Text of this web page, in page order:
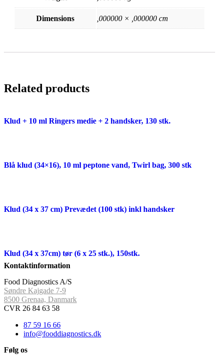
Dimensions ,000000 × ,000000 cm
Related products
Klud + 10 ml Ringers medie + 2 handsker, 130 stk.
Blå klud (34×16), 10 ml peptone vand, Twirl bag, 300 stk
Klud (34 x 37 cm) Prevædet (100 stk) inkl handsker
Klud (34 x 37cm) tør (6 x 25 stk.), 150stk.
Kontaktinformation
Food Diagnostics A/S
Søndre Kajgade 7-9
8500 Grenaa, Danmark
CVR 26 84 63 58
87 59 16 66
info@fooddiagnostics.dk
Følg os